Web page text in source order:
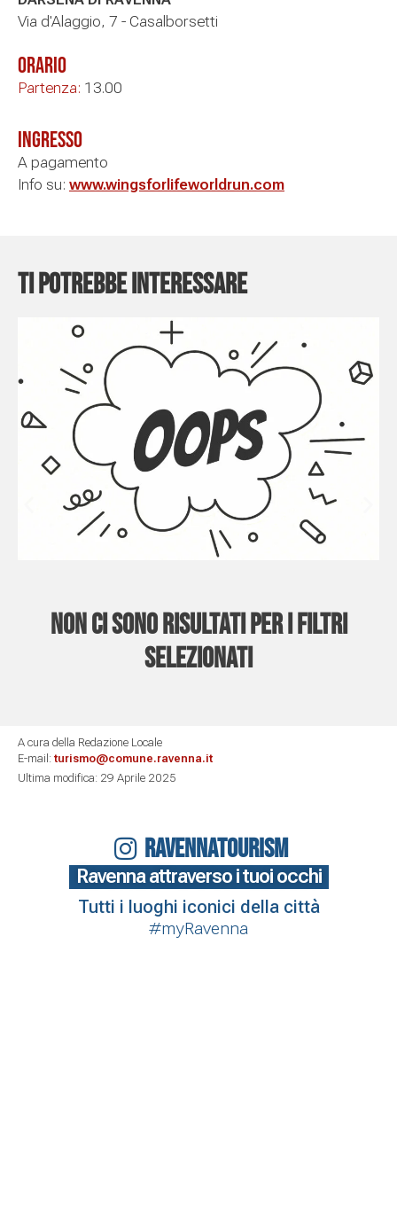
Via d'Alaggio, 7 - Casalborsetti
Orario
Partenza: 13.00
Ingresso
A pagamento
Info su: www.wingsforlifeworldrun.com
Ti potrebbe interessare
Non ci sono risultati per i filtri
selezionati
A cura della Redazione Locale
E-mail: turismo@comune.ravenna.it
Ultima modifica: 29 Aprile 2025
RAVENNATOURISM
Ravenna attraverso i tuoi occhi
Tutti i luoghi iconici della città
#myRavenna